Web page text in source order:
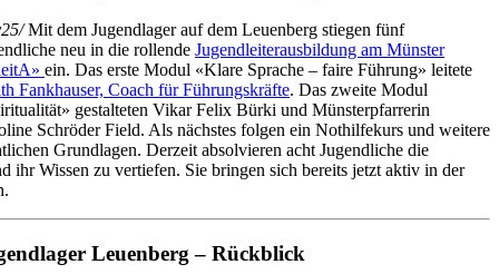
Mit dem Jugendlager auf dem Leuenberg stiegen fünf
neu in die rollende Jugendleiterausbildung am Münster
ein. Das erste Modul «Klare Sprache – faire Führung» leitete
Fankhauser, Coach für Führungskräfte. Das zweite Modul
gestalteten Vikar Felix Bürki und Münsterpfarrerin
Schröder Field. Als nächstes folgen ein Nothilfekurs und weitere
Grundlagen. Derzeit absolvieren acht Jugendliche die
ihr Wissen zu vertiefen. Sie bringen sich bereits jetzt aktiv in der
Leuenberg – Rückblick